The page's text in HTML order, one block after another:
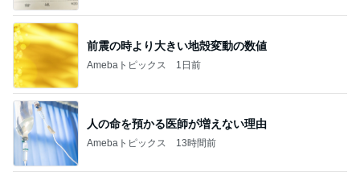
前震の時より大きい地殻変動の数値
Amebaトピックス 1日前
人の命を預かる医師が増えない理由
Amebaトピックス 13時間前